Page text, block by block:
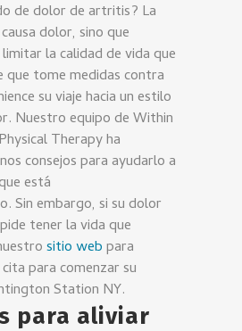
de dolor de artritis? La
dolor, sino que
la calidad de vida que
que tome medidas contra
su viaje hacia un estilo
Nuestro equipo de Within
Therapy ha
consejos para ayudarlo a
está
Sin embargo, si su dolor
tener la vida que
sitio webpara
para comenzar su
Station NY.
para aliviar